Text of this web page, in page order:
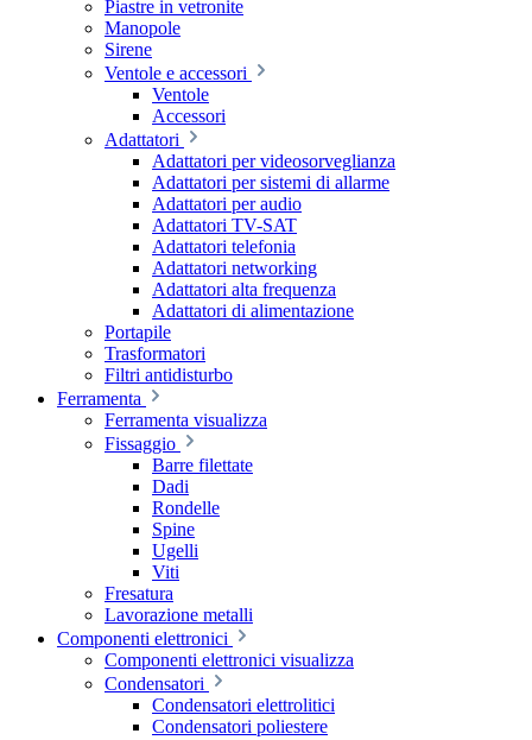
Piastre in vetronite
Manopole
Sirene
Ventole e accessori
Ventole
Accessori
Adattatori
Adattatori per videosorveglianza
Adattatori per sistemi di allarme
Adattatori per audio
Adattatori TV-SAT
Adattatori telefonia
Adattatori networking
Adattatori alta frequenza
Adattatori di alimentazione
Portapile
Trasformatori
Filtri antidisturbo
Ferramenta
Ferramenta visualizza
Fissaggio
Barre filettate
Dadi
Rondelle
Spine
Ugelli
Viti
Fresatura
Lavorazione metalli
Componenti elettronici
Componenti elettronici visualizza
Condensatori
Condensatori elettrolitici
Condensatori poliestere